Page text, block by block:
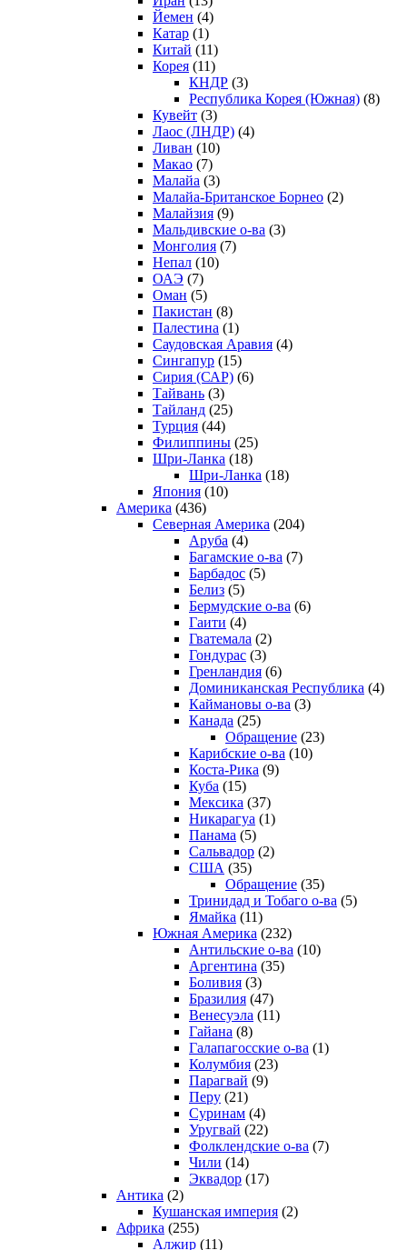
Йемен (4)
Катар (1)
Китай (11)
Корея (11)
КНДР (3)
Республика Корея (Южная) (8)
Кувейт (3)
Лаос (ЛНДР) (4)
Ливан (10)
Макао (7)
Малайа (3)
Малайа-Британское Борнео (2)
Малайзия (9)
Мальдивские о-ва (3)
Монголия (7)
Непал (10)
ОАЭ (7)
Оман (5)
Пакистан (8)
Палестина (1)
Саудовская Аравия (4)
Сингапур (15)
Сирия (САР) (6)
Тайвань (3)
Тайланд (25)
Турция (44)
Филиппины (25)
Шри-Ланка (18)
Шри-Ланка (18)
Япония (10)
Америка (436)
Северная Америка (204)
Аруба (4)
Багамские о-ва (7)
Барбадос (5)
Белиз (5)
Бермудские о-ва (6)
Гаити (4)
Гватемала (2)
Гондурас (3)
Гренландия (6)
Доминиканская Республика (4)
Каймановы о-ва (3)
Канада (25)
Обращение (23)
Карибские о-ва (10)
Коста-Рика (9)
Куба (15)
Мексика (37)
Никарагуа (1)
Панама (5)
Сальвадор (2)
США (35)
Обращение (35)
Тринидад и Тобаго о-ва (5)
Ямайка (11)
Южная Америка (232)
Антильские о-ва (10)
Аргентина (35)
Боливия (3)
Бразилия (47)
Венесуэла (11)
Гайана (8)
Галапагосские о-ва (1)
Колумбия (23)
Парагвай (9)
Перу (21)
Суринам (4)
Уругвай (22)
Фолклендские о-ва (7)
Чили (14)
Эквадор (17)
Антика (2)
Кушанская империя (2)
Африка (255)
Алжир (11)